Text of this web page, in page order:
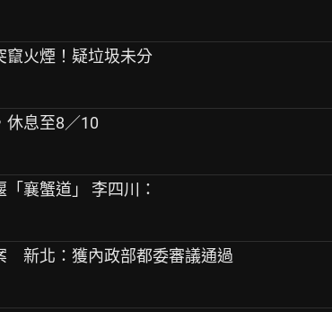
竄火煙！疑垃圾未分
休息至8／10
襄蟹道」 李四川：
新北：獲內政部都委審議通過